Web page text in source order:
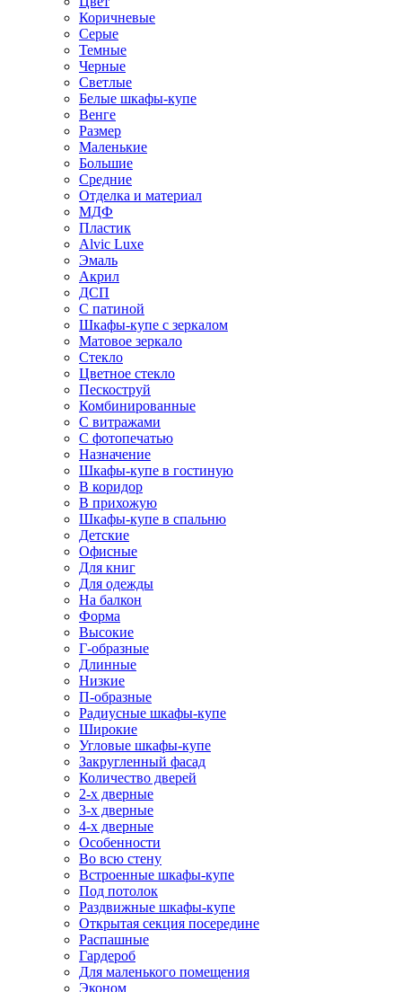
Коричневые
Серые
Темные
Черные
Светлые
Белые шкафы-купе
Венге
Размер
Маленькие
Большие
Средние
Отделка и материал
МДФ
Пластик
Alvic Luxe
Эмаль
Акрил
ДСП
С патиной
Шкафы-купе с зеркалом
Матовое зеркало
Стекло
Цветное стекло
Пескоструй
Комбинированные
С витражами
С фотопечатью
Назначение
Шкафы-купе в гостиную
В коридор
В прихожую
Шкафы-купе в спальню
Детские
Офисные
Для книг
Для одежды
На балкон
Форма
Высокие
Г-образные
Длинные
Низкие
П-образные
Радиусные шкафы-купе
Широкие
Угловые шкафы-купе
Закругленный фасад
Количество дверей
2-х дверные
3-х дверные
4-х дверные
Особенности
Во всю стену
Встроенные шкафы-купе
Под потолок
Раздвижные шкафы-купе
Открытая секция посередине
Распашные
Гардероб
Для маленького помещения
Эконом